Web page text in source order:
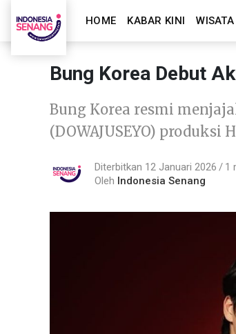
HOME KABAR KINI WISATA
Bung Korea Debut
Bung Korea resmi
(DOWAJUSEYO)
Diterbitkan 12 Januari 2026
1
Oleh Indonesia Senang